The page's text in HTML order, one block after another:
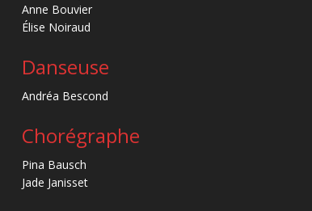
Anne Bouvier
Élise Noiraud
Danseuse
Andréa Bescond
Chorégraphe
Pina Bausch
Jade Janisset